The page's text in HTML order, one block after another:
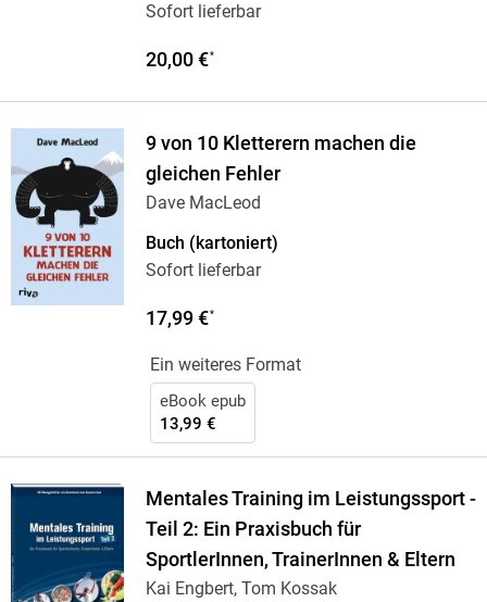
Sofort lieferbar
20,00 €*
9 von 10 Kletterern machen die
gleichen Fehler
Dave MacLeod
Buch (kartoniert)
Sofort lieferbar
17,99 €*
Ein weiteres Format
eBook epub
13,99 €
Mentales Training im Leistungssport -
Teil 2: Ein Praxisbuch für
SportlerInnen, TrainerInnen & Eltern
Kai Engbert, Tom Kossak